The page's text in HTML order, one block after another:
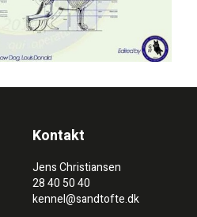
Kontakt
Jens Christiansen
28 40 50 40
kennel@sandtofte.dk